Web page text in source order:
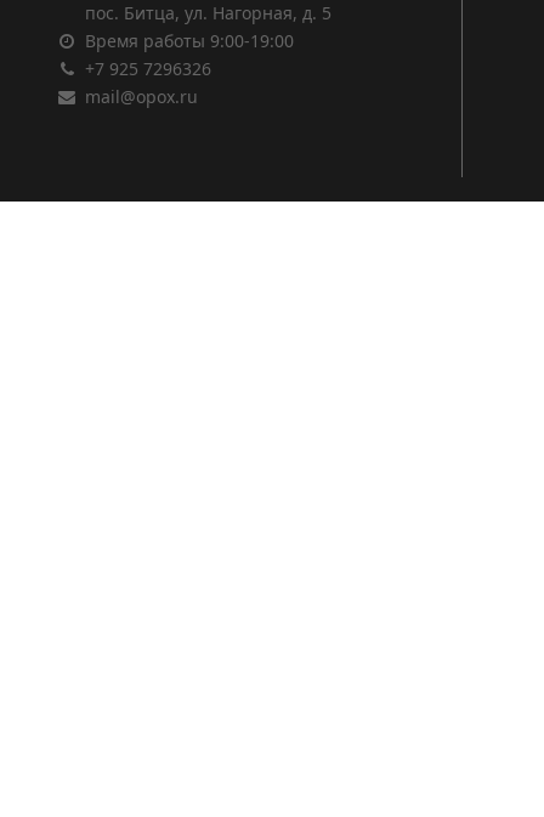
пос. Битца, ул. Нагорная, д. 5
Время работы 9:00-19:00
+7 925 7296326
mail@opox.ru